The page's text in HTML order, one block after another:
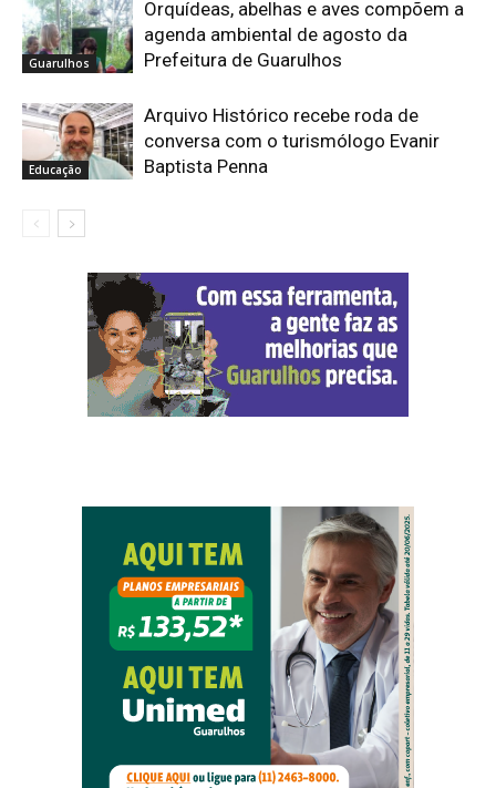
Guarulhos
Orquídeas, abelhas e aves compõem a
agenda ambiental de agosto da
Prefeitura de Guarulhos
Educação
Arquivo Histórico recebe roda de
conversa com o turismólogo Evanir
Baptista Penna